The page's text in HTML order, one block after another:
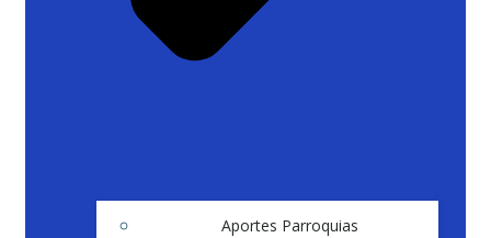
Aportes Parroquias